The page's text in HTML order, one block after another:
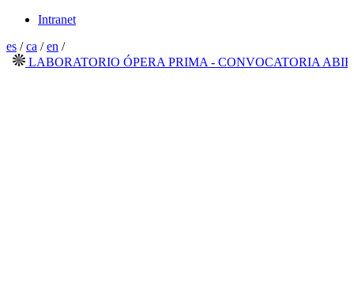
Intranet
es /ca /en /
LABORATORIO ÓPERA PRIMA - CONVOCATORIA ABIERTA